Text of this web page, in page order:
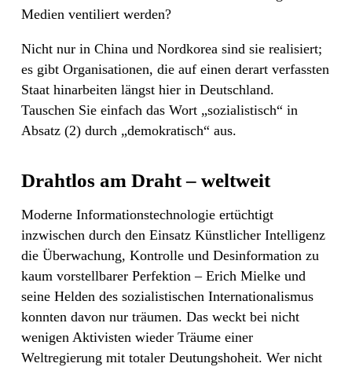
Medien ventiliert werden?
Nicht nur in China und Nordkorea sind sie realisiert;
es gibt Organisationen, die auf einen derart verfassten
Staat hinarbeiten längst hier in Deutschland.
Tauschen Sie einfach das Wort „sozialistisch“ in
Absatz (2) durch „demokratisch“ aus.
Drahtlos am Draht – weltweit
Moderne Informationstechnologie ertüchtigt
inzwischen durch den Einsatz Künstlicher Intelligenz
die Überwachung, Kontrolle und Desinformation zu
kaum vorstellbarer Perfektion – Erich Mielke und
seine Helden des sozialistischen Internationalismus
konnten davon nur träumen. Das weckt bei nicht
wenigen Aktivisten wieder Träume einer
Weltregierung mit totaler Deutungshoheit. Wer nicht